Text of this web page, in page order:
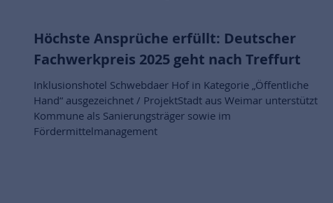
Höchste Ansprüche erfüllt: Deutscher
Fachwerkpreis 2025 geht nach Treffurt
Inklusionshotel Schwebdaer Hof in Kategorie „Öffentliche
Hand“ ausgezeichnet / ProjektStadt aus Weimar unterstützt
Kommune als Sanierungsträger sowie im
Fördermittelmanagement